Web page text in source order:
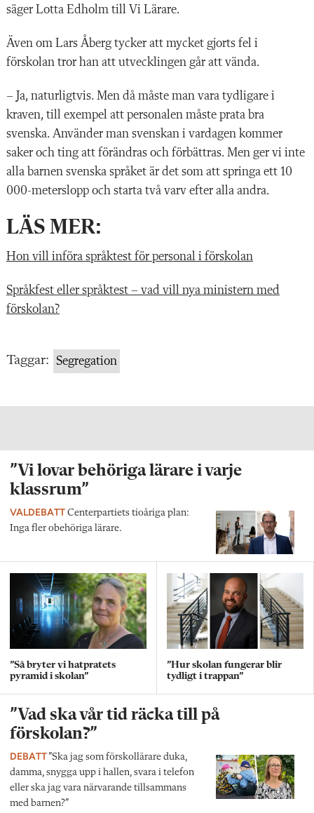
säger Lotta Edholm till Vi Lärare.
Även om Lars Åberg tycker att mycket gjorts fel i
förskolan tror han att utvecklingen går att vända.
– Ja, naturligtvis. Men då måste man vara tydligare i
kraven, till exempel att personalen måste prata bra
svenska. Använder man svenskan i vardagen kommer
saker och ting att förändras och förbättras. Men ger vi inte
alla barnen svenska språket är det som att springa ett 10
000-meterslopp och starta två varv efter alla andra.
LÄS MER:
Hon vill införa språktest för personal i förskolan
Språkfest eller språktest – vad vill nya ministern med
förskolan?
Taggar: Segregation
”Vi lovar behöriga lärare i varje
klassrum”
VALDEBATT Centerpartiets tioåriga plan:
Inga fler obehöriga lärare.
”Så bryter vi hatpratets
pyramid i skolan”
”Hur skolan fungerar blir
tydligt i trappan”
”Vad ska vår tid räcka till på
förskolan?”
DEBATT”Ska jag som förskollärare duka,
damma, snygga upp i hallen, svara i telefon
eller ska jag vara närvarande tillsammans
med barnen?”